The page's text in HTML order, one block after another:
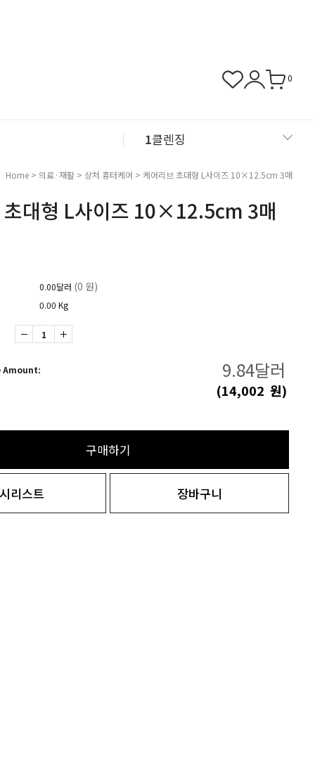
0
1클렌징
2샴푸
3근육관절
Home > 의료·재활 > 상처 흉터케어 > 케어리브 초대형 L사이즈 10×12.5cm 3매
초대형 L사이즈 10×12.5cm 3매
0.00달러 (0 원)
0.00 Kg
Amount: 9.84달러
(14,002 원)
구매하기
리스트 장바구니